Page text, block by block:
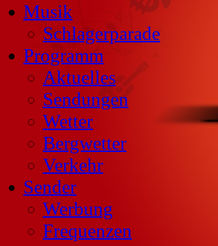
Musik
Schlagerparade
Programm
Aktuelles
Sendungen
Wetter
Bergwetter
Verkehr
Sender
Werbung
Frequenzen